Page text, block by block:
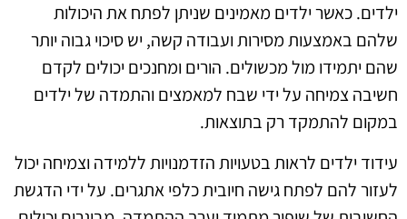
ילדים. כאשר ילדים מאמינים שניתן לפתח את היכולות
שלהם באמצעות מסירות ועבודה קשה, יש סיכוי גבוה יותר
שהם יתמידו מול מכשולים. הורים ומחנכים יכולים לקדם
חשיבה צמיחה על ידי שבח למאמצים והתמדה של ילדים
במקום להתמקד רק בתוצאות.
עידוד ילדים לראות בטעויות הזדמנויות ללמידה וצמיחה יכול
לעזור להם לפתח גישה חיובית כלפי אתגרים. על ידי הדגשת